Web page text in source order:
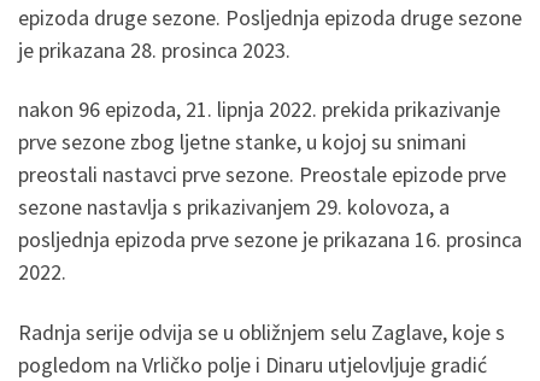
epizoda druge sezone. Posljednja epizoda druge sezone
je prikazana 28. prosinca 2023.
nakon 96 epizoda, 21. lipnja 2022. prekida prikazivanje
prve sezone zbog ljetne stanke, u kojoj su snimani
preostali nastavci prve sezone. Preostale epizode prve
sezone nastavlja s prikazivanjem 29. kolovoza, a
posljednja epizoda prve sezone je prikazana 16. prosinca
2022.
Radnja serije odvija se u obližnjem selu Zaglave, koje s
pogledom na Vrličko polje i Dinaru utjelovljuje gradić